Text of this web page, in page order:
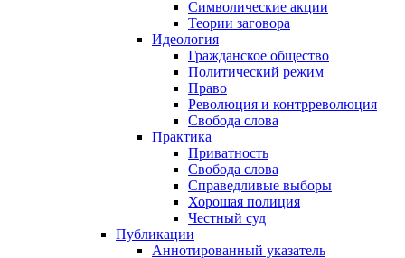
Символические акции
Теории заговора
Идеология
Гражданское общество
Политический режим
Право
Революция и контрреволюция
Свобода слова
Практика
Приватность
Свобода слова
Справедливые выборы
Хорошая полиция
Честный суд
Публикации
Аннотированный указатель